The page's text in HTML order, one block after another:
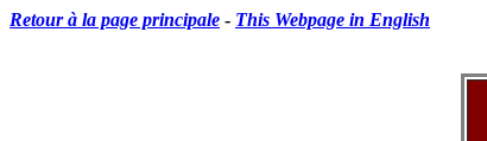
Retour à la page principale - This Webpage in English